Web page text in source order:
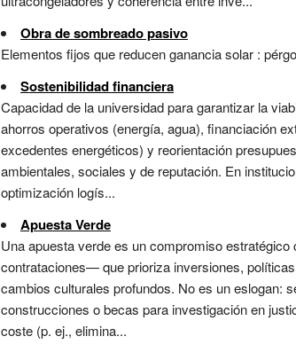
Obra de sombreado pasivo
Elementos fijos que reducen ganancia solar :
Sostenibilidad financiera
Capacidad de la universidad para garantizar la
ahorros operativos (energía, agua), financiación
excedentes energéticos) y reorientación
ambientales, sociales y de reputación. En
optimización logís...
Apuesta Verde
Una apuesta verde es un compromiso
contrataciones— que prioriza inversiones,
cambios culturales profundos. No es un eslogan:
construcciones o becas para investigación en
coste (p. ej., elimina...